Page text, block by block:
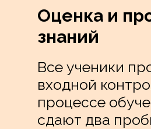
Оценка и
знаний
Все ученики
входной
процессе
сдают два